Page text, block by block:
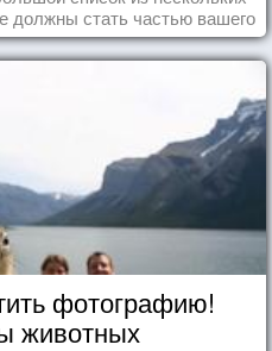
должны стать частью вашего
фотографию!
животных